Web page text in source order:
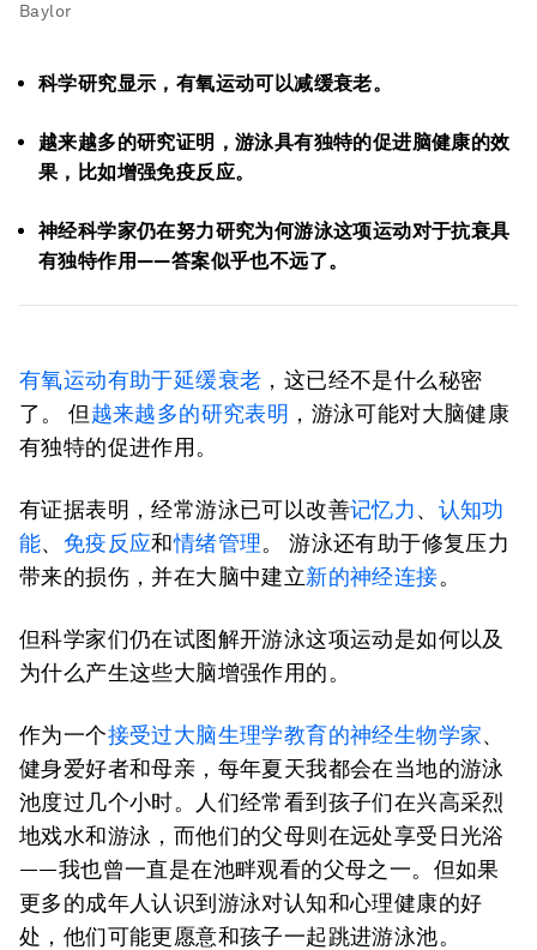
Baylor
科学研究显示，有氧运动可以减缓衰老。
越来越多的研究证明，游泳具有独特的促进脑健康的效
果，比如增强免疫反应。
神经科学家仍在努力研究为何游泳这项运动对于抗衰具
有独特作用——答案似乎也不远了。
有氧运动有助于延缓衰老 ，这已经不是什么秘密
了。 但越来越多的研究表明 ，游泳可能对大脑健康
有独特的促进作用。
有证据表明，经常游泳已可以改善记忆力、 认知功
能、 免疫反应和情绪管理。 游泳还有助于修复压力
带来的损伤，并在大脑中建立新的神经连接。
但科学家们仍在试图解开游泳这项运动是如何以及
为什么产生这些大脑增强作用的。
作为一个接受过大脑生理学教育的神经生物学家、
健身爱好者和母亲，每年夏天我都会在当地的游泳
池度过几个小时。人们经常看到孩子们在兴高采烈
地戏水和游泳，而他们的父母则在远处享受日光浴
——我也曾一直是在池畔观看的父母之一。但如果
更多的成年人认识到游泳对认知和心理健康的好
处，他们可能更愿意和孩子一起跳进游泳池。